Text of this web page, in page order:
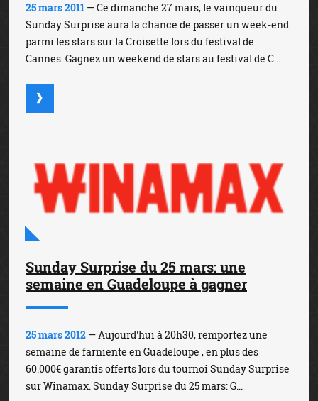
25 mars 2011 — Ce dimanche 27 mars, le vainqueur du
Sunday Surprise aura la chance de passer un week-end
parmi les stars sur la Croisette lors du festival de
Cannes. Gagnez un weekend de stars au festival de C...
Sunday Surprise du 25 mars: une
semaine en Guadeloupe à gagner
25 mars 2012 — Aujourd'hui à 20h30, remportez une
semaine de farniente en Guadeloupe , en plus des
60.000€ garantis offerts lors du tournoi Sunday Surprise
sur Winamax. Sunday Surprise du 25 mars: G...